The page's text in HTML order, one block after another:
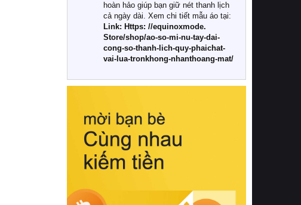
Khác với các dòng sản phẩm thông
thường, những bộ chăn ga gối đệm
cao cấp trải qua quy trình sản xuất
nghiêm ngặt từ khâu chọn lọc nguyên
liệu tự nhiên đến công nghệ dệt
nhuộm hiện đại không chứa hóa chất
này, bạn sẽ cảm nhận rõ rệt sự khác
hồi chuẩn xác của phần đệm nâng đỡ
cột sống.
Bên cạnh đó, việc lựa chọn các dòng
sản phẩm đạt chuẩn chất lượng quốc
tế còn giúp ngăn ngừa tình trạng kích
khuẩn và nấm mốc trong điều kiện
hoàn hảo giúp bạn giữ nét thanh lịch
cả ngày dài. Xem chi tiết mẫu áo tại:
Link: Https: //equinoxmode.
Store/shop/ao-so-mi-nu-tay-dai-
cong-so-thanh-lich-quy-phaichat-
vai-lua-tronkhong-nhanthoang-mat/